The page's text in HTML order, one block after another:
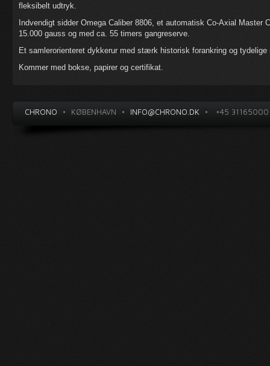
fleksibelt udtryk.
Indvendigt sidder Omega Caliber 8806, et automatisk Co-Axial
15.000 gauss og med ca. 55 timers gangreserve.
Et samlerorienteret dykkerur med stærk historisk forankring og tydelige
Kommer med bokse, papirer og certifikat.
CHRONO • KØBENHAVN • INFO@CHRONO.DK • +45 31165000